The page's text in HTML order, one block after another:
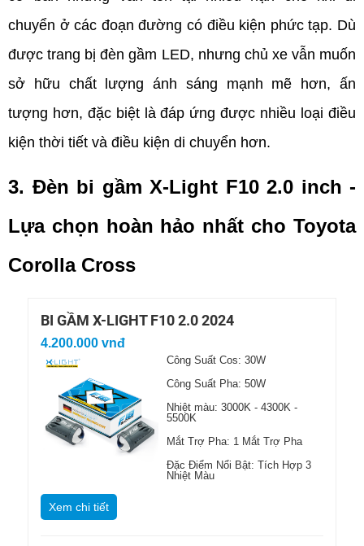
chuyển ở các đoạn đường có điều kiện phức tạp. Dù
được trang bị đèn gầm LED, nhưng chủ xe vẫn muốn
sở hữu chất lượng ánh sáng mạnh mẽ hơn, ấn
tượng hơn, đặc biệt là đáp ứng được nhiều loại điều
kiện thời tiết và điều kiện di chuyển hơn.
3. Đèn bi gầm X-Light F10 2.0 inch -
Lựa chọn hoàn hảo nhất cho Toyota
Corolla Cross
BI GẦM X-LIGHT F10 2.0 2024
4.200.000 vnđ
Công Suất Cos: 30W
Công Suất Pha: 50W
Nhiệt màu: 3000K - 4300K -
5500K
Mắt Trợ Pha: 1 Mắt Trợ Pha
Đặc Điểm Nổi Bật: Tích Hợp 3
Nhiệt Màu
Xem chi tiết